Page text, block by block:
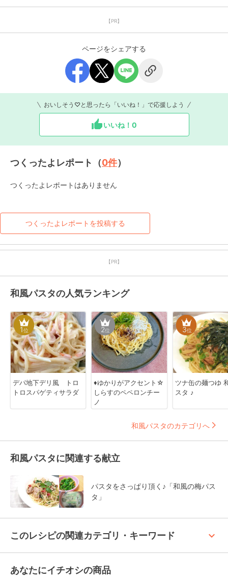
【PR】
ページをシェアする
おいしそう♡と思ったら「いいね！」で応援しよう
いいね！ 0
つくったよレポート（0件）
つくったよレポートはありません
つくったよレポートを投稿する
【PR】
和風パスタの人気ランキング
1位
デパ地下デリ風 トロ
トロスパゲティサラダ
2位
♦️ゆかりがアクセント☆
しらすのペペロンチー
ノ
3位
ツナ缶の麺つゆ
スタ ♪
和風パスタのカテゴリへ
和風パスタに関連する献立
パスタをさっぱり頂く♪「和風の梅パス
タ」
このレシピの関連カテゴリ・キーワード keyboard_arrow_up
あなたにイチオシの商品